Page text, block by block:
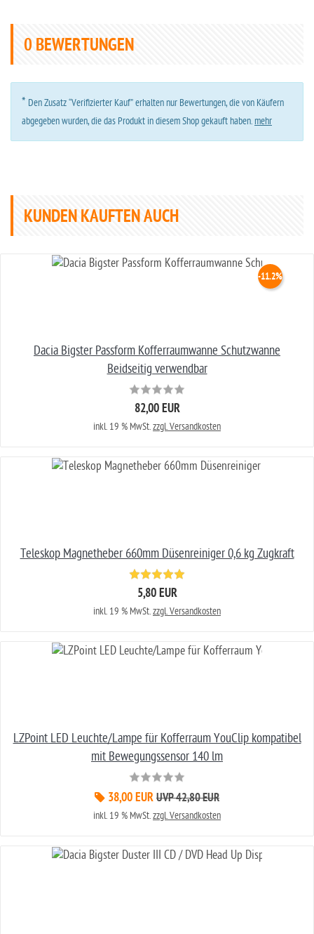
0 BEWERTUNGEN
* Den Zusatz “Verifizierter Kauf” erhalten nur Bewertungen, die von Käufern
abgegeben wurden, die das Produkt in diesem Shop gekauft haben.mehr
KUNDEN KAUFTEN AUCH
Dacia Bigster Passform Kofferraumwanne Schutzwanne
Beidseitig verwendbar
82,00 EUR
inkl. 19 % MwSt.zzgl. Versandkosten
Teleskop Magnetheber 660mm Düsenreiniger 0,6 kg Zugkraft
5,80 EUR
inkl. 19 % MwSt.zzgl. Versandkosten
LZPoint LED Leuchte/Lampe für Kofferraum YouClip kompatibel
mit Bewegungssensor 140 lm
38,00 EUR
-11.2%
UVP 42,80 EUR
inkl. 19 % MwSt.zzgl. Versandkosten